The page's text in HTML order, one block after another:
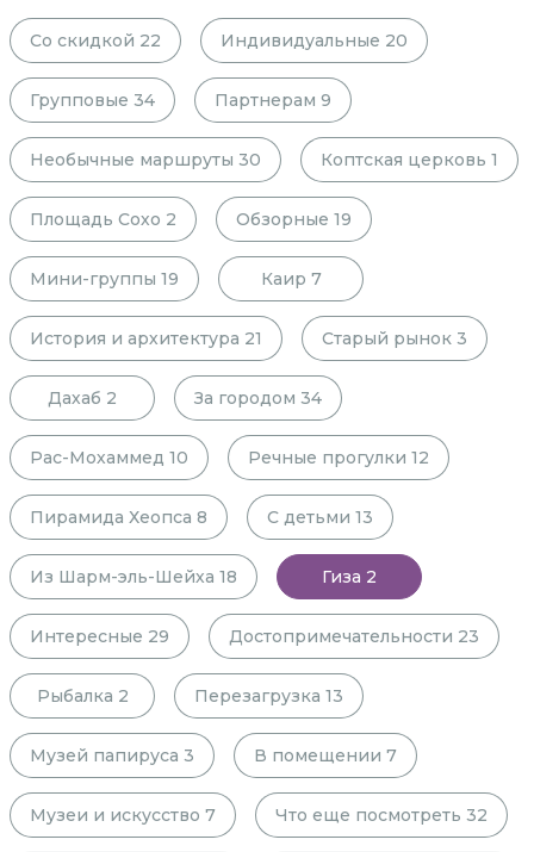
Со скидкой 22 Индивидуальные 20
Групповые 34 Партнерам 9
Необычные маршруты 30 Коптская церковь 1
Площадь Сохо 2 Обзорные 19
Мини-группы 19 Каир 7
История и архитектура 21 Старый рынок 3
Дахаб 2 За городом 34
Рас-Мохаммед 10 Речные прогулки 12
Пирамида Хеопса 8 С детьми 13
Из Шарм-эль-Шейха 18 Гиза 2
Интересные 29 Достопримечательности 23
Рыбалка 2 Перезагрузка 13
Музей папируса 3 В помещении 7
Музеи и искусство 7 Что еще посмотреть 32